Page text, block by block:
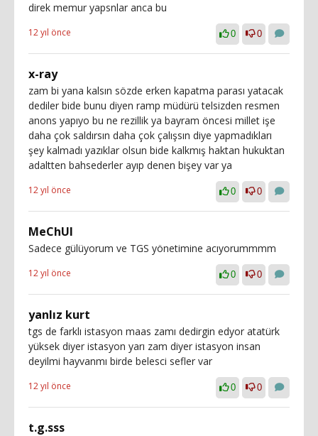
direk memur yapsnlar anca bu
12 yıl önce 0 0
x-ray
zam bi yana kalsın sözde erken kapatma parası yatacak
dediler bide bunu diyen ramp müdürü telsizden resmen
anons yapıyo bu ne rezillik ya bayram öncesi millet işe
daha çok saldırsın daha çok çalışsın diye yapmadıkları
şey kalmadı yazıklar olsun bide kalkmış haktan hukuktan
adaltten bahsederler ayıp denen bişey var ya
12 yıl önce 0 0
MeChUl
Sadece gülüyorum ve TGS yönetimine acıyorummmm
12 yıl önce 0 0
yanlız kurt
tgs de farklı istasyon maas zamı dedirgin edyor atatürk
yüksek diyer istasyon yarı zam diyer istasyon insan
deyilmi hayvanmı birde belesci sefler var
12 yıl önce 0 0
t.g.sss